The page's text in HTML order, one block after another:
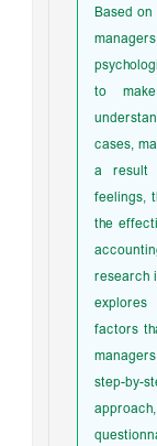
Based
to
cases,
a
feelings,
the
factors
step-